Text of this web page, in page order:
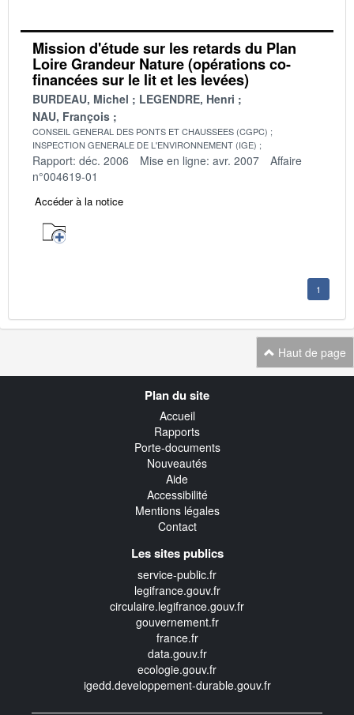
Mission d'étude sur les retards du Plan
Loire Grandeur Nature (opérations co-
financées sur le lit et les levées)
BURDEAU, Michel
LEGENDRE, Henri
NAU, François
CONSEIL GENERAL DES PONTS ET CHAUSSEES (CGPC)
INSPECTION GENERALE DE L'ENVIRONNEMENT (IGE)
Rapport: déc. 2006 Mise en ligne: avr. 2007
Affaire
n°004619-01
Accéder à la notice
1
Haut de page
Plan du site
Accueil
Rapports
Porte-documents
Nouveautés
Aide
Accessibilité
Mentions légales
Contact
Les sites publics
service-public.fr
legifrance.gouv.fr
circulaire.legifrance.gouv.fr
gouvernement.fr
france.fr
data.gouv.fr
ecologie.gouv.fr
igedd.developpement-durable.gouv.fr